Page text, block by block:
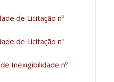
de Licitação nº
de Licitação nº
Inexigibilidade nº